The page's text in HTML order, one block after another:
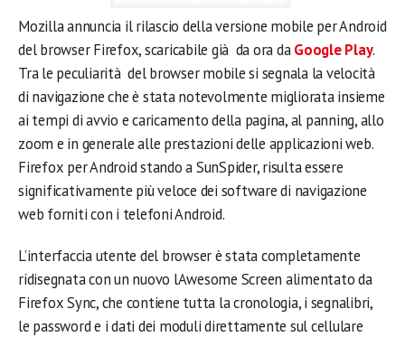
Mozilla annuncia il rilascio della versione mobile per Android
del browser Firefox, scaricabile già da ora daGoogle Play.
Tra le peculiarità del browser mobile si segnala la velocità
di navigazione che è stata notevolmente migliorata insieme
ai tempi di avvio e caricamento della pagina, al panning, allo
zoom e in generale alle prestazioni delle applicazioni web.
Firefox per Android stando a SunSpider, risulta essere
significativamente più veloce dei software di navigazione
web forniti con i telefoni Android.
L’interfaccia utente del browser è stata completamente
ridisegnata con un nuovo lAwesome Screen alimentato da
Firefox Sync, che contiene tutta la cronologia, i segnalibri,
le password e i dati dei moduli direttamente sul cellulare